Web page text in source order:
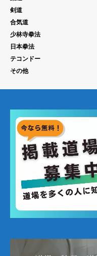
剣道
合気道
少林寺拳法
日本拳法
テコンドー
その他